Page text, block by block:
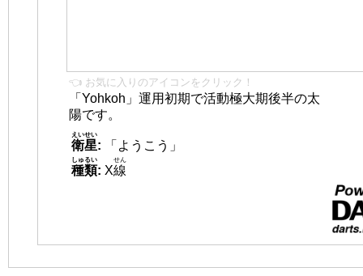
👈 お気に入りのアイコンをクリック！
「Yohkoh」運用初期で活動極大期後半の太
陽です。
衛星
えいせい
:
「ようこう」
種類
しゅるい
: X線
せん